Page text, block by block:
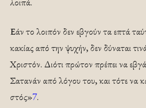
Εάν το λοιπόν δεν εβγούν τα επτά
κακίας από την ψυχήν, δεν δύναται
Χριστόν. Διότι πρώτον πρέπει να
Σατανάν από λόγου του, και τότε να
στός»7.